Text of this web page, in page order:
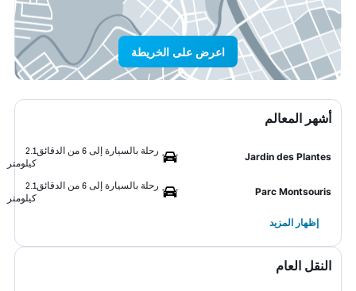
اعرض على الخريطة
أشهر المعالم
Jardin des Plantes
رحلة بالسيارة إلى 6 من الدقائق
2.1
كيلومتر
Parc Montsouris
رحلة بالسيارة إلى 6 من الدقائق
2.1
كيلومتر
إظهار المزيد
النقل العام